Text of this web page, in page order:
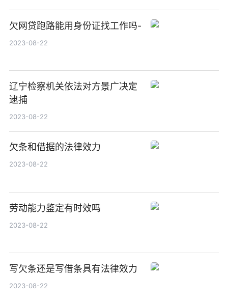
欠网贷跑路能用身份证找工作吗-
2023-08-22
辽宁检察机关依法对方景广决定
逮捕
2023-08-22
欠条和借据的法律效力
2023-08-22
劳动能力鉴定有时效吗
2023-08-22
写欠条还是写借条具有法律效力
2023-08-22